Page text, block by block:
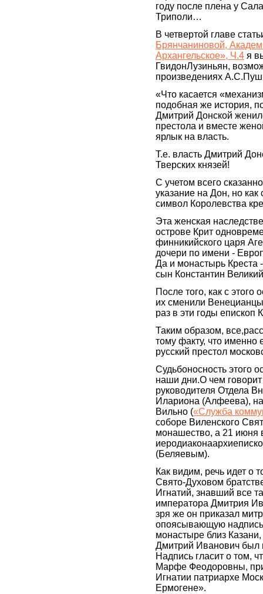
году после плена у
Триполи…
В четвертой главе
Брянчаниновой,
Архангельское», Ч.4 я
ГвидонЛузиньян,
произведениях
«Что касается
подобная же история,
Дмитрий Донской
престола и вместе
ярлык на власть.
Т.е. власть Дмитрий
Тверских князей!
С учетом всего
указание на Дон, но
символ Королевства
Эта женская
острове Крит
финникийского царя
дочери по имени -
Да и монастырь Креста
сын Константин
После того, как с этого
их сменили
раз в эти годы епископ
Таким образом,
тому факту, что именно
русский престол
Судьбоносность этого
наши дни.О чем говорит
руководителя Отдела
Илариона (Алфеева),
Вильно («Служба
соборе Виленского
монашество, а 21 июня
(Беляевым).
Как видим, речь идет о
Свято-Духовом
Игнатий, знавший все
императора Дмитрия
зря же он приказал
опоясывающую
монастыре близ
Дмитрий Иванович был
Надпись гласит о том,
Марфе Феодоровны,
Игнатии патриархе
Ермогене».